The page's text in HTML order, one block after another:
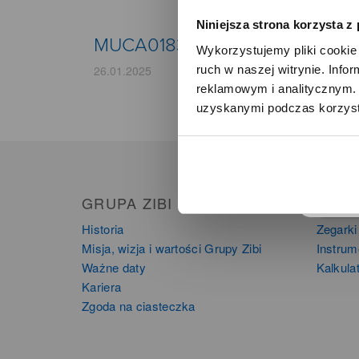
Niniejsza strona korzysta z
Wykorzystujemy pliki
ruch w naszej witrynie.
reklamowym i
uzyskanymi podczas
MUCA0183
26.01.2025
GRUPA ZIBI
Historia
Misja, wizja i wartości Grupy Zibi
Ważne daty
Kariera
Zgoda na ciasteczka
Zegarki